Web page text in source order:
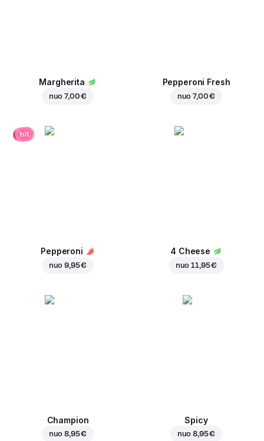
Margherita
nuo7,00 €
Pepperoni Fresh
nuo7,00 €
hit
Pepperoni
nuo9,95 €
4 Cheese
nuo11,95 €
Champion
nuo8,95 €
Spicy
nuo8,95 €